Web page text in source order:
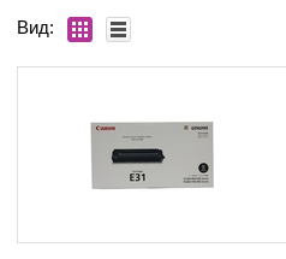
Вид: